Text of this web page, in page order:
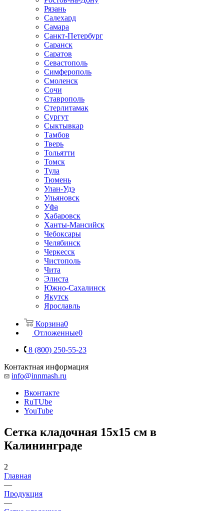
Рязань
Салехард
Самара
Санкт-Петербург
Саранск
Саратов
Севастополь
Симферополь
Смоленск
Сочи
Ставрополь
Стерлитамак
Сургут
Сыктывкар
Тамбов
Тверь
Тольятти
Томск
Тула
Тюмень
Улан-Удэ
Ульяновск
Уфа
Хабаровск
Ханты-Мансийск
Чебоксары
Челябинск
Черкесск
Чистополь
Чита
Элиста
Южно-Сахалинск
Якутск
Ярославль
Корзина0
Отложенные0
8 (800) 250-55-23
Контактная информация
info@innmash.ru
Вконтакте
RuTUbe
YouTube
Сетка кладочная 15x15 см в
Калининграде
2
Главная
—
Продукция
—